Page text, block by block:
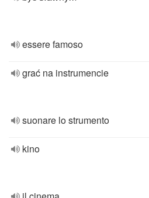
essere famoso
grać na instrumencie
suonare lo strumento
kino